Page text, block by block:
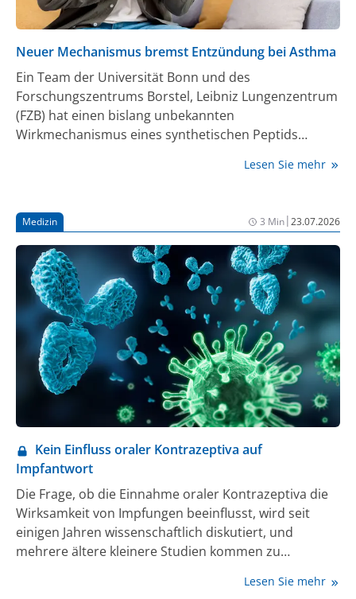
Neuer Mechanismus bremst Entzündung bei Asthma
Ein Team der Universität Bonn und des
Forschungszentrums Borstel, Leibniz Lungenzentrum
(FZB) hat einen bislang unbekannten
Wirkmechanismus eines synthetischen Peptids
Entzündungsreaktionen bei allergischem Asthma
Entzündungsschalter des Immunsystems gezielt
gehemmt und eröffnet neue Ansatzpunkte zur
Behandlung chronischer Entzündungserkrankungen.
Die Ergebnisse wurden nun in der Fachzeitschrift
Advanced Science veröffentlicht [1].
Lesen Sie mehr
Medizin 3 Min|23.07.2026
Kein Einfluss oraler Kontrazeptiva auf
Impfantwort
Die Frage, ob die Einnahme oraler Kontrazeptiva die
Wirksamkeit von Impfungen beeinflusst, wird seit
einigen Jahren wissenschaftlich diskutiert, und
mehrere ältere kleinere Studien kommen zu
veröffentlichte Studie liefert hierzu neue Daten: In
Lesen Sie mehr